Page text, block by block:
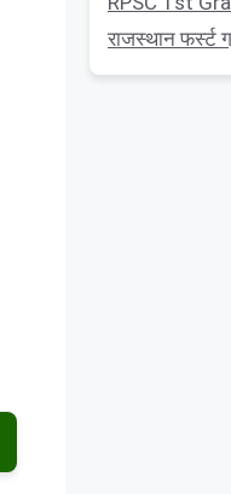
राजस्थान फर्स्ट